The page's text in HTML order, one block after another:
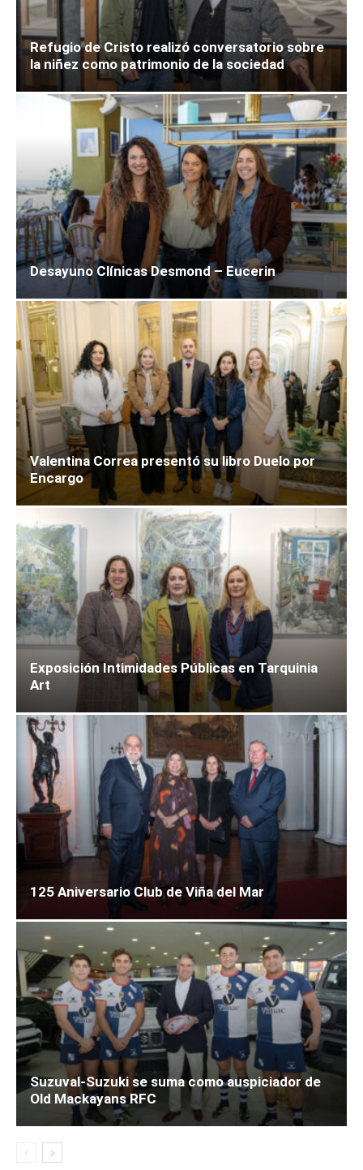
Refugio de Cristo realizó conversatorio sobre
la niñez como patrimonio de la sociedad
Desayuno Clínicas Desmond – Eucerin
Valentina Correa presentó su libro Duelo por
Encargo
Exposición Intimidades Públicas en Tarquinia
Art
125 Aniversario Club de Viña del Mar
Suzuval-Suzuki se suma como auspiciador de
Old Mackayans RFC